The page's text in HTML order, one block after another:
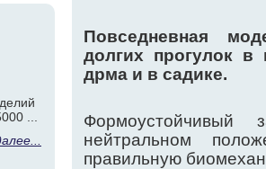
...
Повседневная
долгих прогулок
дрма и в садике.
Формоустойчивый
нейтральном
правильную